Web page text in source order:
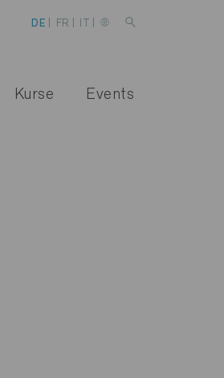
DE FR
Kurse Events